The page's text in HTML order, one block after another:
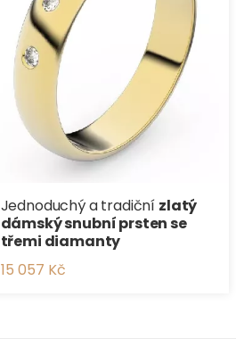
Jednoduchý a tradiční ​ zlatý
dámský snubní prsten se
třemi diamanty
15 057 Kč